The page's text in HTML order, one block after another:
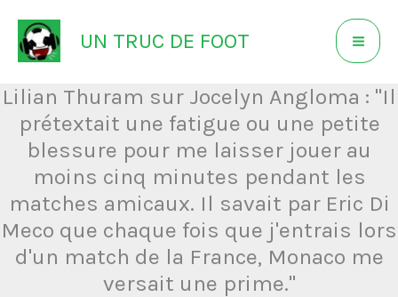
Aller
au
contenu
UN TRUC DE FOOT
Lilian Thuram sur Jocelyn Angloma : "Il
prétextait une fatigue ou une petite
blessure pour me laisser jouer au
moins cinq minutes pendant les
matches amicaux. Il savait par Eric Di
Meco que chaque fois que j'entrais lors
d'un match de la France, Monaco me
versait une prime."